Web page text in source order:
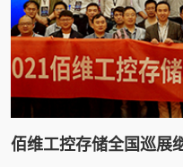
佰维工控存储全国巡展